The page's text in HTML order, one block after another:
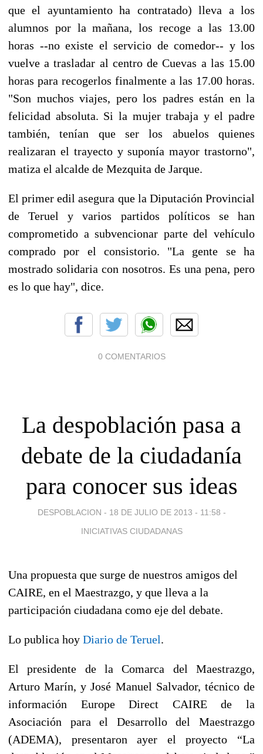
que el ayuntamiento ha contratado) lleva a los
alumnos por la mañana, los recoge a las 13.00
horas --no existe el servicio de comedor-- y los
vuelve a trasladar al centro de Cuevas a las 15.00
horas para recogerlos finalmente a las 17.00 horas.
"Son muchos viajes, pero los padres están en la
felicidad absoluta. Si la mujer trabaja y el padre
también, tenían que ser los abuelos quienes
realizaran el trayecto y suponía mayor trastorno",
matiza el alcalde de Mezquita de Jarque.
El primer edil asegura que la Diputación Provincial
de Teruel y varios partidos políticos se han
comprometido a subvencionar parte del vehículo
comprado por el consistorio. "La gente se ha
mostrado solidaria con nosotros. Es una pena, pero
es lo que hay", dice.
0 COMENTARIOS
La despoblación pasa a
debate de la ciudadanía
para conocer sus ideas
DESPOBLACION - 18 DE JULIO DE 2013 - 11:58 -
INICIATIVAS CIUDADANAS
Una propuesta que surge de nuestros amigos del
CAIRE, en el Maestrazgo, y que lleva a la
participación ciudadana como eje del debate.
Lo publica hoy Diario de Teruel.
El presidente de la Comarca del Maestrazgo,
Arturo Marín, y José Manuel Salvador, técnico de
información Europe Direct CAIRE de la
Asociación para el Desarrollo del Maestrazgo
(ADEMA), presentaron ayer el proyecto “La